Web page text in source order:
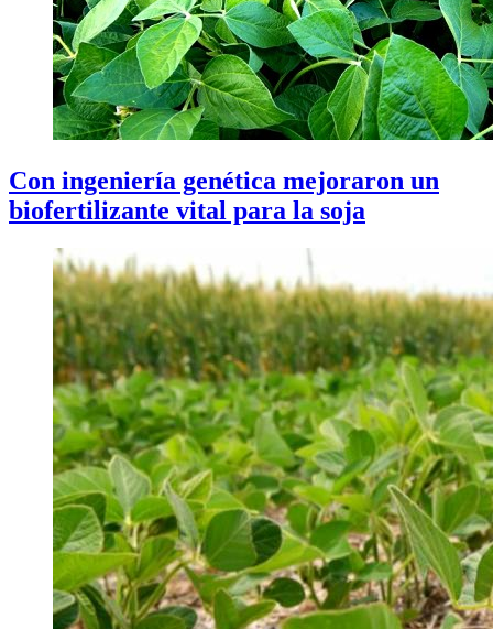
Con ingeniería genética mejoraron un
biofertilizante vital para la soja